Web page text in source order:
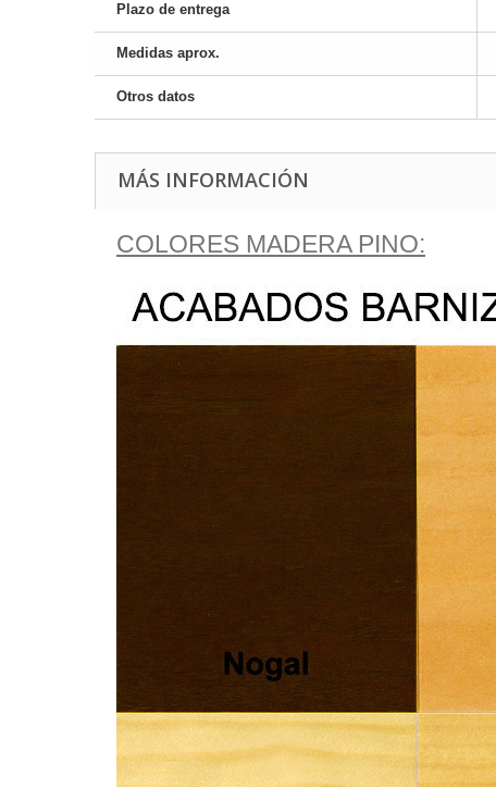
Plazo de entrega
Medidas aprox.
Otros datos
MÁS INFORMACIÓN
COLORES MADERA PINO: